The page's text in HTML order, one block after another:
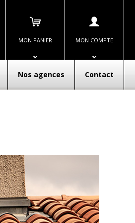
MON PANIER MON COMPTE
Nos agences Contact